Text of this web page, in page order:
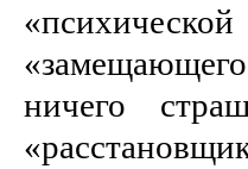
ничего